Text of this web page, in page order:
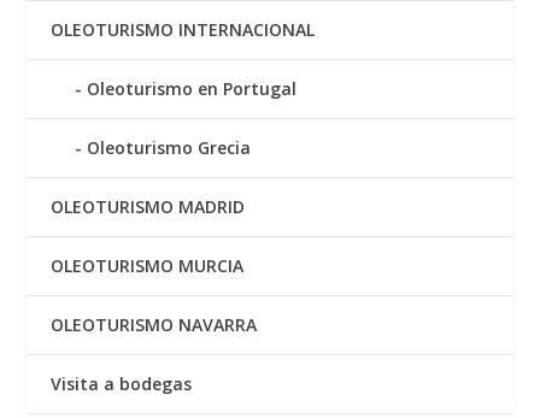
OLEOTURISMO INTERNACIONAL
Oleoturismo en Portugal
Oleoturismo Grecia
OLEOTURISMO MADRID
OLEOTURISMO MURCIA
OLEOTURISMO NAVARRA
Visita a bodegas